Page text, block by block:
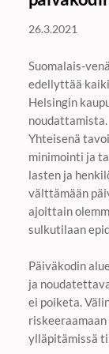
26.3.2021
Suomalais-
edellyttää
Helsingin
noudattamista.
Yhteisenä
minimointi ja
lasten ja
välttämään
ajoittain
sulkutilaan
Päiväkodin
ja
ei poiketa.
ylläpitämissä